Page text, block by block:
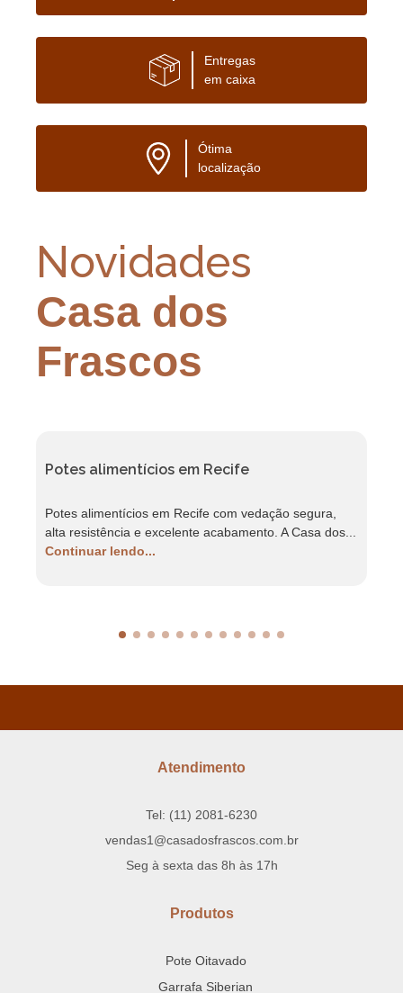
Entregas
em caixa
Ótima
localização
Novidades
Casa dos
Frascos
Potes alimentícios em Recife
Potes alimentícios em Recife com vedação segura,
alta resistência e excelente acabamento. A Casa dos...
Continuar lendo...
Atendimento
Tel: (11) 2081-6230
vendas1@casadosfrascos.com.br
Seg à sexta das 8h às 17h
Produtos
Pote Oitavado
Garrafa Siberian